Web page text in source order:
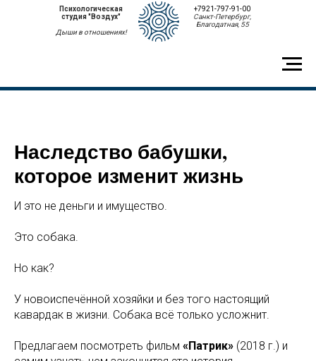
Психологическая
студия "Воздух"
Дыши в отношениях!
+7921-797-91-00
Санкт-Петербург,
Благодатная, 55
Наследство бабушки,
которое изменит жизнь
И это не деньги и имущество.
Это собака.
Но как?
У новоиспечённой хозяйки и без того настоящий
кавардак в жизни. Собака всё только усложнит.
Предлагаем посмотреть фильм «Патрик» (2018 г.) и